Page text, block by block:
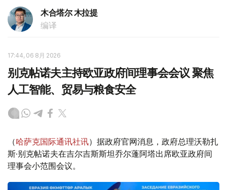
木合塔尔 木拉提
编译
17:44, 06 8月 2026
别克帖诺夫主持欧亚政府间理事会会议 聚焦
人工智能、贸易与粮食安全
（哈萨克国际通讯社讯）据政府官网消息，政府总理沃勒扎
斯·别克帖诺夫在吉尔吉斯斯坦乔尔蓬阿塔出席欧亚政府间
理事会小范围会议。